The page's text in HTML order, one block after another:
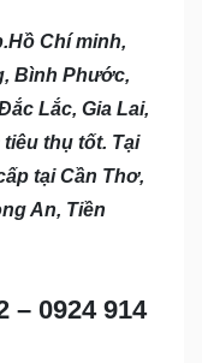
Chí minh,
Bình Phước,
Lắc, Gia Lai,
thụ tốt. Tại
tại Cần Thơ,
An, Tiền
– 0924 914